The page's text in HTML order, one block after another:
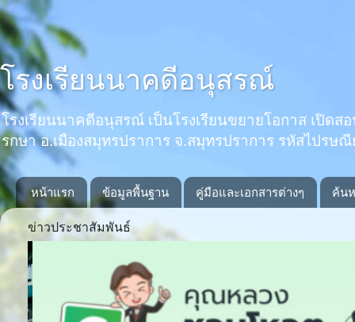
โรงเรียนนาคดีอนุสรณ์
โรงเรียนนาคดีอนุสรณ์ เป็นโรงเรียนขยายโอกาส เปิ
รกษา อ.เมืองสมุทรปราการ จ.สมุทรปราการ รหัสไปรษ
หน้าแรก ข้อมูลพื้นฐาน คู่มือและเอกสารต่างๆ ค้น
ข่าวประชาสัมพันธ์